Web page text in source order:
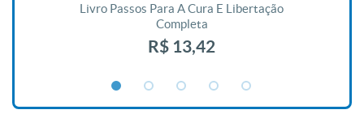
Livro Passos Para A Cura E Libertação
Completa
R$ 13,42